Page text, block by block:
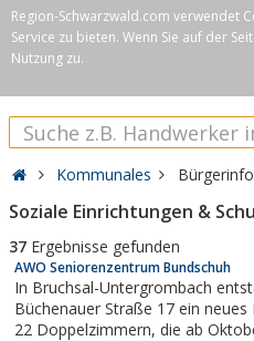
Region-Schwarzwald.com verwendet
Service zu bieten. Wenn Sie auf der
Nutzung zu.
Kommunales
Soziale Einrichtungen &
37 Ergebnisse gefunden
AWO Seniorenzentrum Bundschuh
In Bruchsal-Untergrombach
Büchenauer Straße 17 ein
22 Doppelzimmern, die ab Oktober 2004 für insgesamt 72